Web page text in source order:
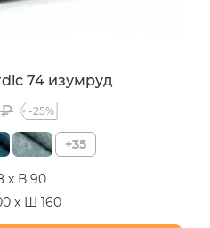
74 изумруд
₽ -25%
+35
х В 90
х Ш 160